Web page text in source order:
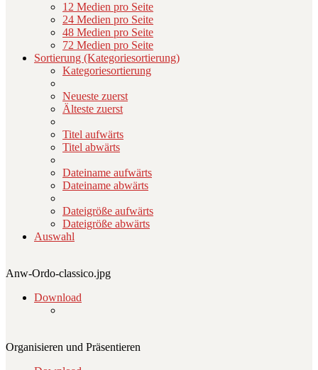
12 Medien pro Seite
24 Medien pro Seite
48 Medien pro Seite
72 Medien pro Seite
Sortierung (Kategoriesortierung)
Kategoriesortierung
Neueste zuerst
Älteste zuerst
Titel aufwärts
Titel abwärts
Dateiname aufwärts
Dateiname abwärts
Dateigröße aufwärts
Dateigröße abwärts
Auswahl
Anw-Ordo-classico.jpg
Download
Organisieren und Präsentieren